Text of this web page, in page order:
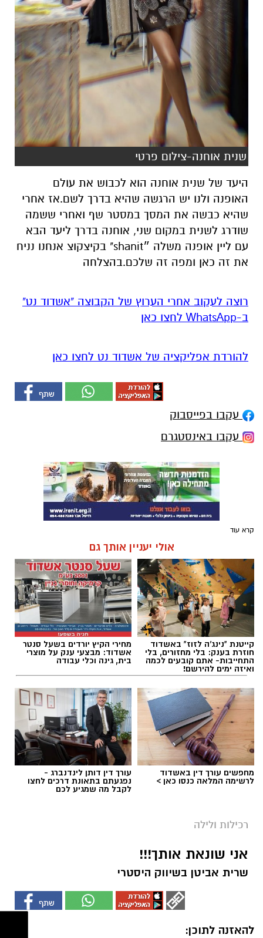
שנית אוחנה-צילום פרטי
היעד של שנית אוחנה הוא לכבוש את עולם
האופנה ולנו יש הרגשה שהיא בדרך לשם.אז אחרי
שהיא כבשה את המסך במסטר שף ואחרי ששמה
שודרג לשנית במקום שני, אוחנה בדרך ליעד הבא
עם ליין אופנה משלה ״shanit" בקיצקוצ אנחנו נניח
את זה כאן ומפה זה שלכם.בהצלחה
רוצה לעקוב אחרי הערוץ של הקבוצה "אשדוד נט"
ב-WhatsApp לחצו כאן
להורדת אפליקציה של אשדוד נט לחצו כאן
עקבו בפייסבוק
עקבו באינסטגרם
קרא עוד
אולי יעניין אותך גם
קייטנת "נינג'ה לזוז" באשדוד
חוזרת בענק: בלי מחזורים, בלי
התחייבות- אתם קובעים לכמה
ואיזה ימים להירשם!
מחירי הקיץ יורדים בשעל סנטר
אשדוד: מבצעי ענק על מוצרי
בית, גינה וכלי עבודה
מחפשים עורך דין באשדוד
לרשימה המלאה כנסו כאן >
עורך דין דותן לינדנברג -
נפגעתם בתאונת דרכים לחצו
לקבל מה שמגיע לכם
רכילות ולילה
אני שונאת אותך!!!
שרית אביטן בשיווק היסטרי
להאזנה לתוכן: